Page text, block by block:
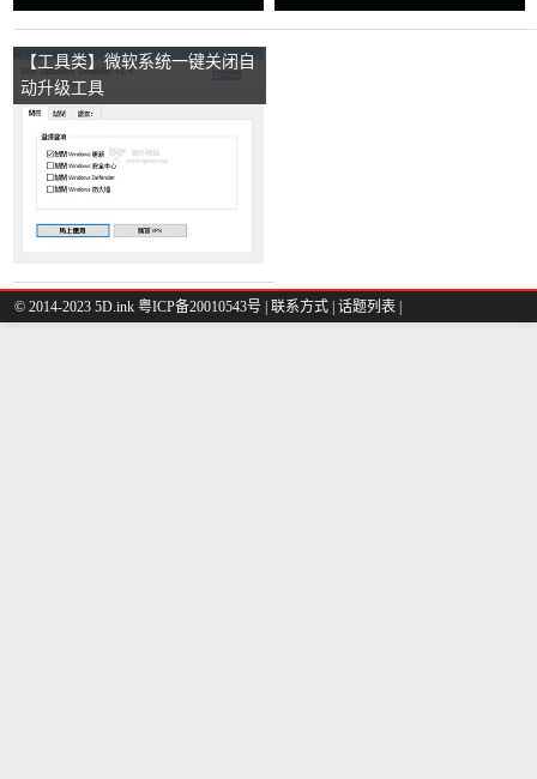
【工具类】微软系统一键关闭自
动升级工具
© 2014-2023 5D.ink 粤ICP备20010543号 联系方式 话题列表